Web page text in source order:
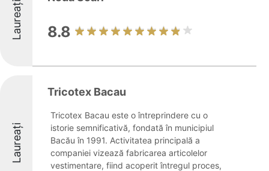
Laureați 8.8
Laureați
Tricotex Bacau
Tricotex Bacau este o întreprindere cu o
istorie semnificativă, fondată în municipiul
Bacău în 1991. Activitatea principală a
companiei vizează fabricarea articolelor
vestimentare, fiind acoperit întregul proces,